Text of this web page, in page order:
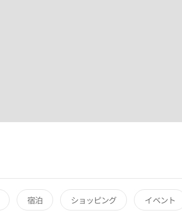
宿泊 ショッピング イベント